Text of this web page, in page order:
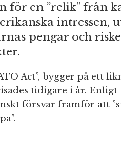
för en ”relik” från
intressen,
pengar och
Act”, bygger på ett
tidigare i år.
försvar framför att